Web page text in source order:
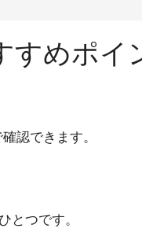
すめポイ
認できます。
とつです。